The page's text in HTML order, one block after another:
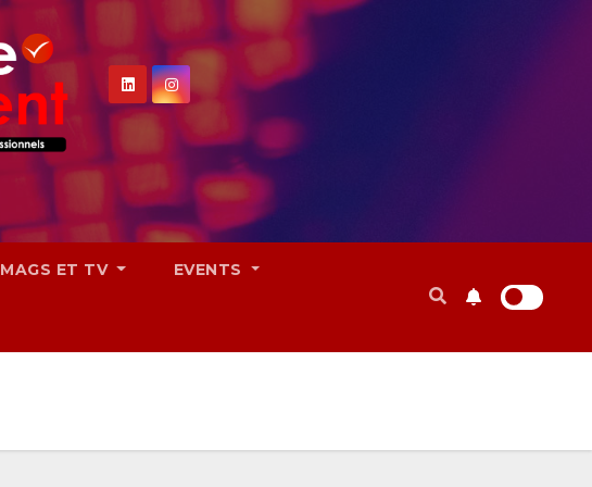
MAGS ET TV EVENTS